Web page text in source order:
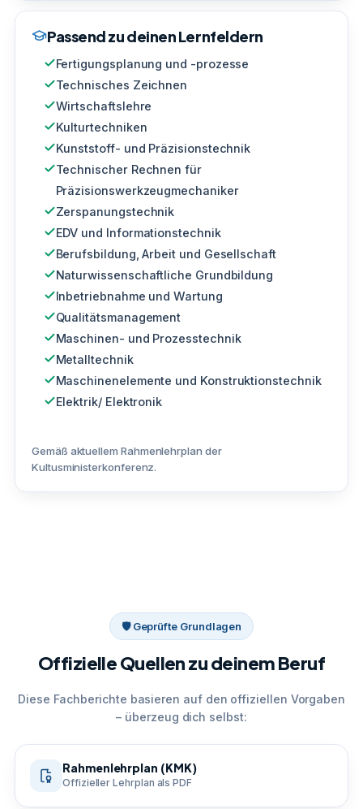
Passend zu deinen Lernfeldern
Fertigungsplanung und -prozesse
Technisches Zeichnen
Wirtschaftslehre
Kulturtechniken
Kunststoff- und Präzisionstechnik
Technischer Rechnen für
Präzisionswerkzeugmechaniker
Zerspanungstechnik
EDV und Informationstechnik
Berufsbildung, Arbeit und Gesellschaft
Naturwissenschaftliche Grundbildung
Inbetriebnahme und Wartung
Qualitätsmanagement
Maschinen- und Prozesstechnik
Metalltechnik
Maschinenelemente und Konstruktionstechnik
Elektrik/ Elektronik
Gemäß aktuellem Rahmenlehrplan der
Kultusministerkonferenz.
🛡 Geprüfte Grundlagen
Offizielle Quellen zu deinem Beruf
Diese Fachberichte basieren auf den offiziellen Vorgaben
– überzeug dich selbst:
Rahmenlehrplan (KMK)
Offizieller Lehrplan als PDF